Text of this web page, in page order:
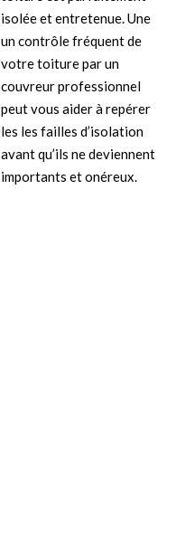
isolée et entretenue. Une
un contrôle fréquent de
votre toiture par un
couvreur professionnel
peut vous aider à repérer
les les failles d’isolation
avant qu’ils ne deviennent
importants et onéreux.